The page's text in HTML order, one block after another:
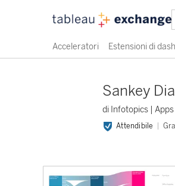
Acceleratori Estensioni di
Sankey
di Infotopics |
Attendibile